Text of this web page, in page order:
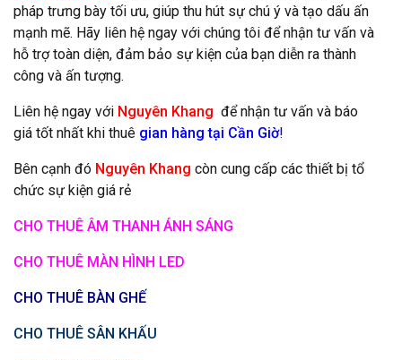
pháp trưng bày tối ưu, giúp thu hút sự chú ý và tạo dấu ấn
mạnh mẽ. Hãy liên hệ ngay với chúng tôi để nhận tư vấn và
hỗ trợ toàn diện, đảm bảo sự kiện của bạn diễn ra thành
công và ấn tượng.
Liên hệ ngay với Nguyên Khang để nhận tư vấn và báo
giá tốt nhất khi thuê gian hàng tại Cần Giờ!
Bên cạnh đó Nguyên Khang còn cung cấp các thiết bị tổ
chức sự kiện giá rẻ
CHO THUÊ ÂM THANH ÁNH SÁNG
CHO THUÊ MÀN HÌNH LED
CHO THUÊ BÀN GHẾ
CHO THUÊ SÂN KHẤU